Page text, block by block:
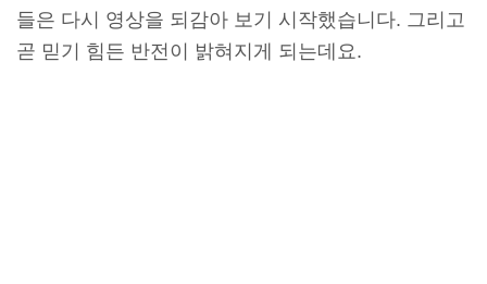
들은 다시 영상을 되감아 보기 시작했습니다. 그리고
곧 믿기 힘든 반전이 밝혀지게 되는데요.